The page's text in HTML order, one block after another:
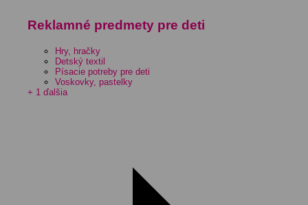
Reklamné predmety pre deti
Hry, hračky
Detský textil
Písacie potreby pre deti
Voskovky, pastelky
+ 1 ďalšia